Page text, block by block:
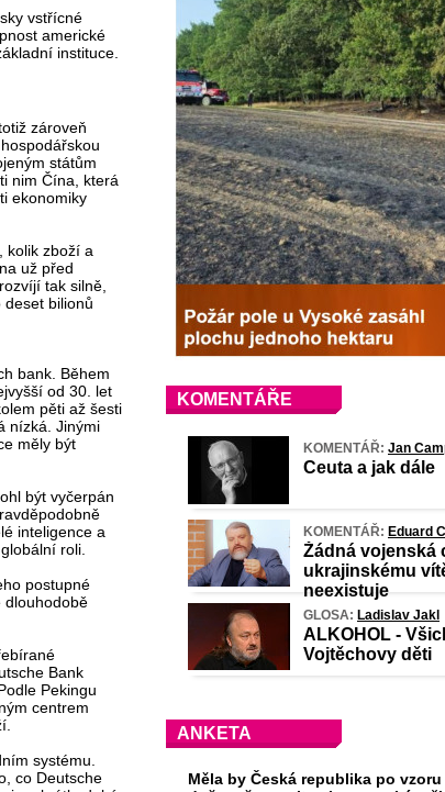
vstřícné
americké
instituce.
zároveň
státům
nim Čína, která
ekonomiky
kolik zboží a
už před
tak silně,
bilionů
bank. Během
od 30. let
pěti až šesti
nízká. Jinými
měly být
být vyčerpán
inteligence a
roli.
postupné
dlouhodobě
Bank
Pekingu
centrem
systému.
co Deutsche
KOMENTÁŘE
KOMENTÁŘ: Jan
Ceuta a jak dále
KOMENTÁŘ: Eduard
Žádná vojenská
ukrajinskému
neexistuje
GLOSA: Ladislav Jakl
ALKOHOL -
Vojtěchovy děti
ANKETA
Měla by Česká republika po